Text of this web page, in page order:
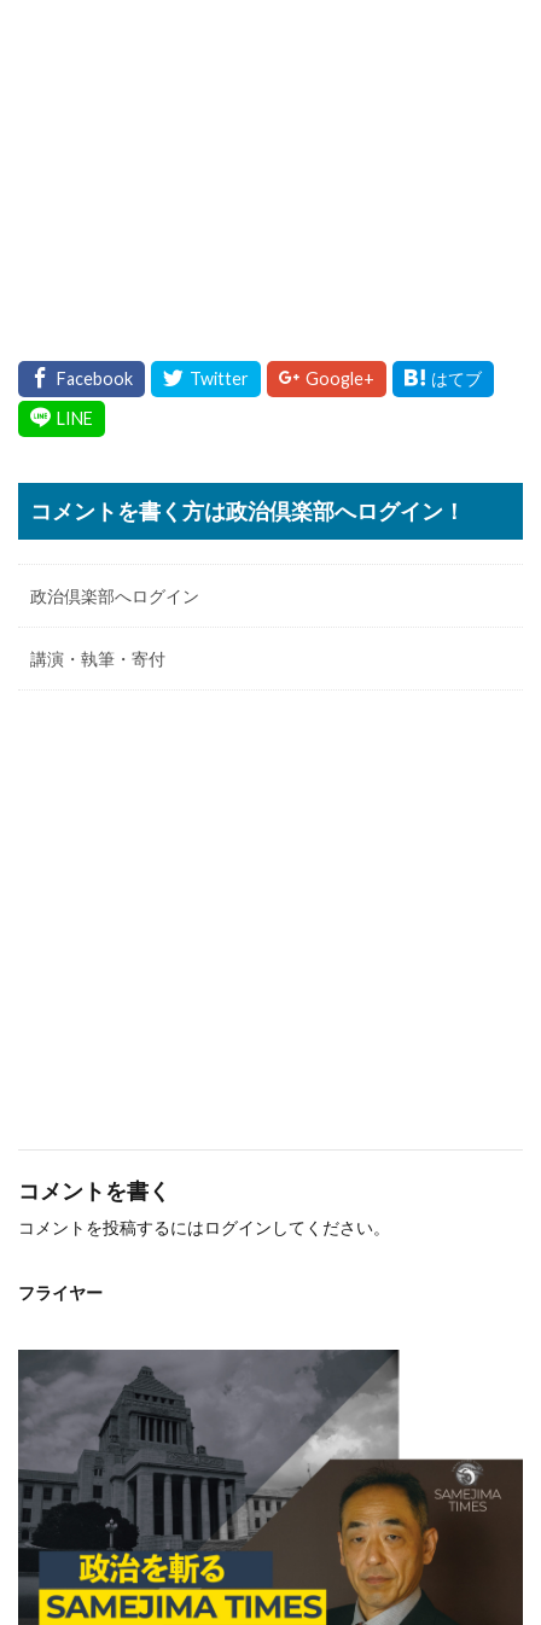
コメントを書く方は政治倶楽部へログイン！
政治倶楽部へログイン
講演・執筆・寄付
コメントを書く
コメントを投稿するにはログイン してください。
フライヤー